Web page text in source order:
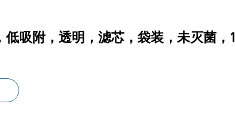
低吸附，透明，滤芯，袋装，未灭菌，